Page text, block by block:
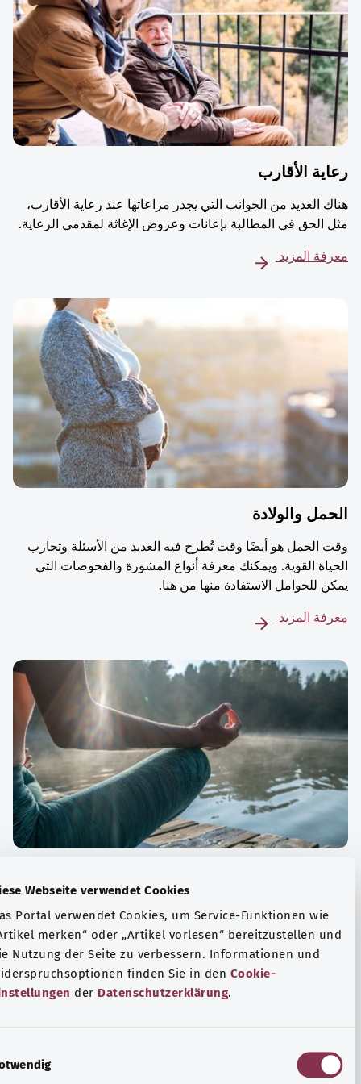
Diese Webseite verwendet Cookies
Das Portal verwendet Cookies, um Service-Funktionen wie
„Artikel merken“ oder „Artikel vorlesen“ bereitzustellen
die Nutzung der Seite zu verbessern. Informationen und
Widerspruchsoptionen finden Sie in denCookie-
EinstellungenderDatenschutzerklärung
i
Notwendig
الأقارب
العديد من الجوانب التي يجدر مراعاتها عند رعاية الأقارب،
الحق في المطالبة بإعانات وعروض الإغاثة لمقدمي الرعاية.
المزيد
والولادة
الحمل هو أيضًا وقت تُطرح فيه العديد من الأسئلة وتجارب
القوية. ويمكنك معرفة أنواع المشورة والفحوصات التي
للحوامل الاستفادة منها من هنا.
المزيد
أو التأمل؟ هناك تدابير مختلفة للتعامل مع الضغوط
في الحياة اليومية، ولزيادة رفاهية الفرد أو لزيادة الراحة.
المزيد